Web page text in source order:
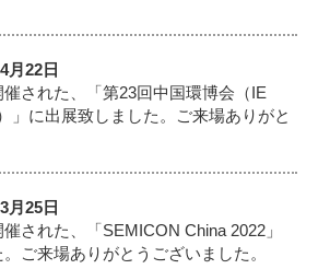
月22日
された、「第23回中国環博会（IE
」に出展致しました。ご来場ありがと
月25日
された、「SEMICON China 2022」
ご来場ありがとうございました。